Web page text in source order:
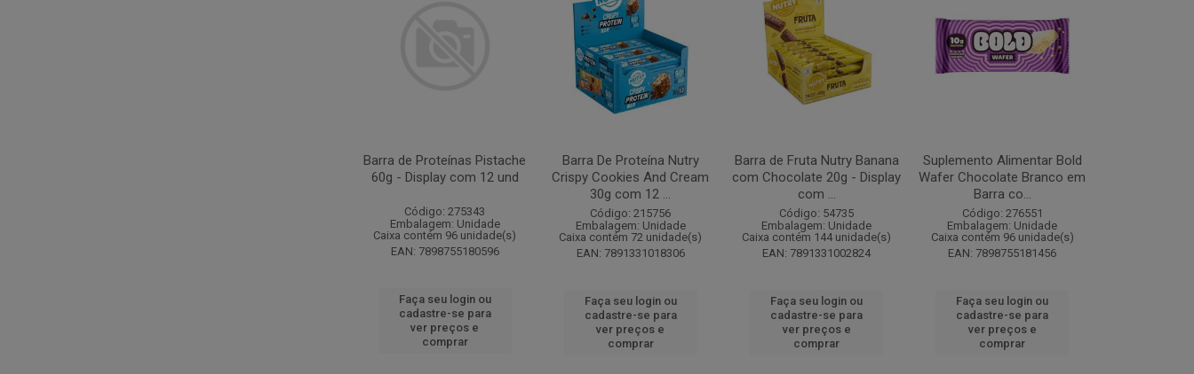
Barra de Proteínas Pistache
60g - Display com 12 und
Código: 275343
Embalagem: Unidade
Caixa contém 96 unidade(s)
EAN: 7898755180596
Faça seu login ou
cadastre-se para
ver preços e
comprar
Barra De Proteína Nutry
Crispy Cookies And Cream
30g com 12 ...
Código: 215756
Embalagem: Unidade
Caixa contém 72 unidade(s)
EAN: 7891331018306
Faça seu login ou
cadastre-se para
ver preços e
comprar
Barra de Fruta Nutry Banana
com Chocolate 20g - Display
com ...
Código: 54735
Embalagem: Unidade
Caixa contém 144 unidade(s)
EAN: 7891331002824
Faça seu login ou
cadastre-se para
ver preços e
comprar
Suplemento Alimentar Bold
Wafer Chocolate Branco em
Barra co...
Código: 276551
Embalagem: Unidade
Caixa contém 96 unidade(s)
EAN: 7898755181456
Faça seu login ou
cadastre-se para
ver preços e
comprar